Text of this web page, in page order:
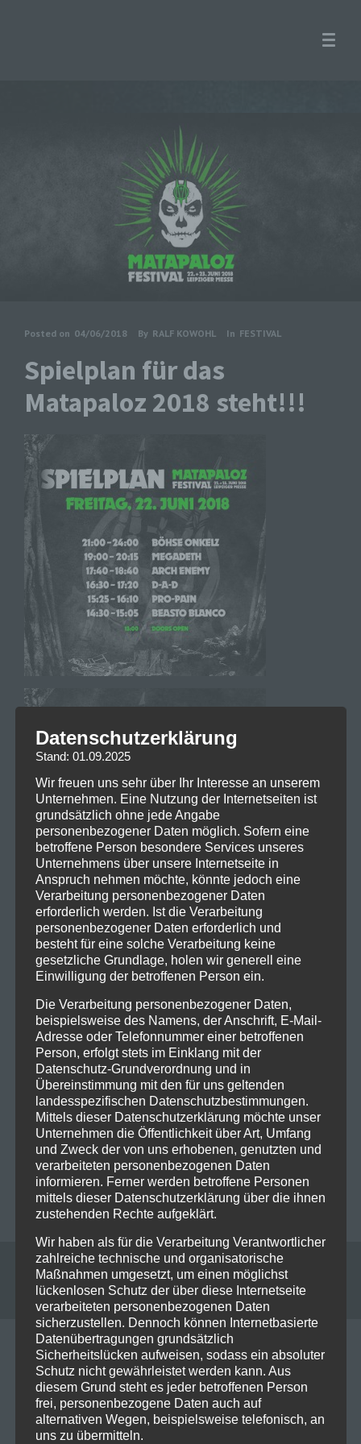
Posted on 04/06/2018 By RALF KOWOHL In FESTIVAL
Spielplan für das
Matapaloz 2018 steht!!!
Tags: Matapaloz 2018
0 0
Beitragsnavigation
PREVIOUS POST
Deichbrand Festival 2018
NEXT POST
Manfred Mann´s Earth
Band spielt Headliner
Show beim Bike and
Music Weekend in
Geiselwind!!!
Leave a reply
Your email address will not be published. Required
fields are marked *
Kommentar*
Datenschutzerklärung
Stand: 01.09.2025
Wir freuen uns sehr über Ihr Interesse an unserem
Unternehmen. Eine Nutzung der Internetseiten ist
grundsätzlich ohne jede Angabe
personenbezogener Daten möglich. Sofern eine
betroffene Person besondere Services unseres
Unternehmens über unsere Internetseite in
Anspruch nehmen möchte, könnte jedoch eine
Verarbeitung personenbezogener Daten
erforderlich werden. Ist die Verarbeitung
personenbezogener Daten erforderlich und
besteht für eine solche Verarbeitung keine
gesetzliche Grundlage, holen wir generell eine
Einwilligung der betroffenen Person ein.
Die Verarbeitung personenbezogener Daten,
beispielsweise des Namens, der Anschrift, E-Mail-
Adresse oder Telefonnummer einer betroffenen
Person, erfolgt stets im Einklang mit der
Datenschutz-Grundverordnung und in
Übereinstimmung mit den für uns geltenden
landesspezifischen Datenschutzbestimmungen.
Mittels dieser Datenschutzerklärung möchte unser
Unternehmen die Öffentlichkeit über Art, Umfang
und Zweck der von uns erhobenen, genutzten und
verarbeiteten personenbezogenen Daten
informieren. Ferner werden betroffene Personen
mittels dieser Datenschutzerklärung über die ihnen
zustehenden Rechte aufgeklärt.
Wir haben als für die Verarbeitung Verantwortlicher
zahlreiche technische und organisatorische
Maßnahmen umgesetzt, um einen möglichst
lückenlosen Schutz der über diese Internetseite
verarbeiteten personenbezogenen Daten
sicherzustellen. Dennoch können Internetbasierte
Datenübertragungen grundsätzlich
Sicherheitslücken aufweisen, sodass ein absoluter
Schutz nicht gewährleistet werden kann. Aus
diesem Grund steht es jeder betroffenen Person
frei, personenbezogene Daten auch auf
alternativen Wegen, beispielsweise telefonisch, an
uns zu übermitteln.